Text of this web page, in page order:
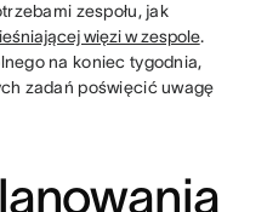
zespołu, jak
więzi w zespole.
na koniec tygodnia,
zadań poświęcić uwagę